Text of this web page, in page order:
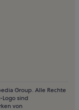
(ZGH-
Group. Alle Rechte
sind
von